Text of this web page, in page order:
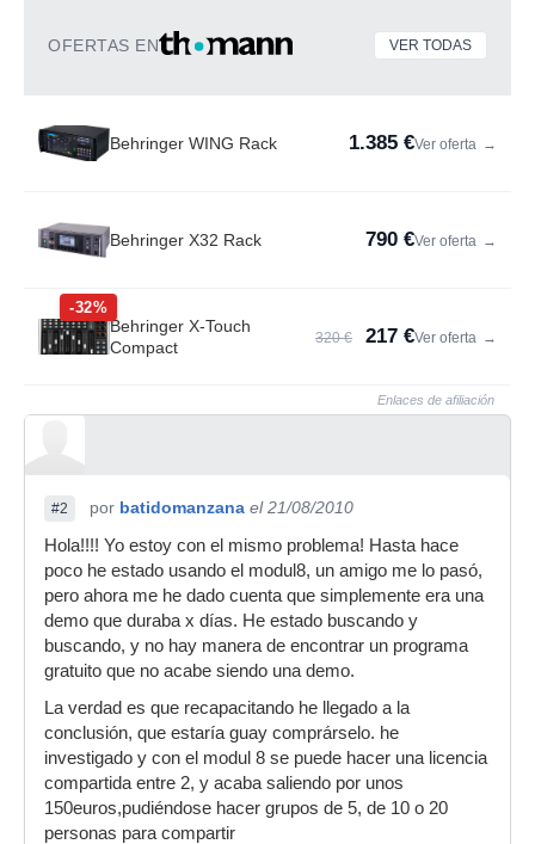
OFERTAS EN VER TODAS
Behringer WING Rack 1.385 €Ver oferta →
Behringer X32 Rack 790 €Ver oferta →
-32%
Behringer X-Touch
Compact
320 € 217 €Ver oferta →
Enlaces de afiliación
#2 por batidomanzana el 21/08/2010
Hola!!!! Yo estoy con el mismo problema! Hasta hace
poco he estado usando el modul8, un amigo me lo pasó,
pero ahora me he dado cuenta que simplemente era una
demo que duraba x días. He estado buscando y
buscando, y no hay manera de encontrar un programa
gratuito que no acabe siendo una demo.
La verdad es que recapacitando he llegado a la
conclusión, que estaría guay comprárselo. he
investigado y con el modul 8 se puede hacer una licencia
compartida entre 2, y acaba saliendo por unos
150euros,pudiéndose hacer grupos de 5, de 10 o 20
personas para compartir